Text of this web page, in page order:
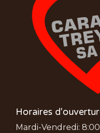
Horaires
Mardi-Vendredi: 8:00